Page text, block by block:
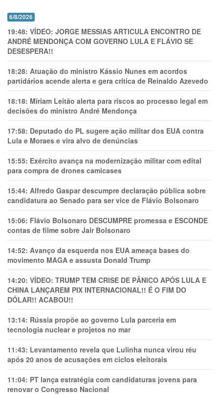
6/8/2026
19:48: VÍDEO: JORGE MESSIAS ARTICULA ENCONTRO DE
ANDRÉ MENDONÇA COM GOVERNO LULA E FLÁVIO SE
DESESPERA!!
18:28: Atuação do ministro Kássio Nunes em acordos
partidários acende alerta e gera crítica de Reinaldo Azevedo
18:18: Míriam Leitão alerta para riscos ao processo legal em
decisões do ministro André Mendonça
17:58: Deputado do PL sugere ação militar dos EUA contra
Lula e Moraes e vira alvo de denúncias
15:55: Exército avança na modernização militar com edital
para compra de drones camicases
15:44: Alfredo Gaspar descumpre declaração pública sobre
candidatura ao Senado para ser vice de Flávio Bolsonaro
15:06: Flávio Bolsonaro DESCUMPRE promessa e ESCONDE
contas de filme sobre Jair Bolsonaro
14:52: Avanço da esquerda nos EUA ameaça bases do
movimento MAGA e assusta Donald Trump
14:20: VÍDEO: TRUMP TEM CRlSE DE PÂNlCO APÓS LULA E
CHINA LANÇAREM PIX INTERNACIONAL!! É O FIM DO
DÓLAR!! ACABOU!!
13:14: Rússia propõe ao governo Lula parceria em
tecnologia nuclear e projetos no mar
11:43: Levantamento revela que Lulinha nunca virou réu
após 20 anos de acusações em ciclos eleitorais
11:04: PT lança estratégia com candidaturas jovens para
renovar o Congresso Nacional